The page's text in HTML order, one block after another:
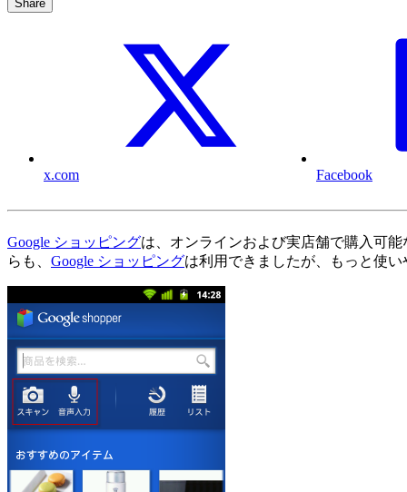
Share
x.com Facebook
Google ショッピングは、オンラインおよび実店舗で購入可
らも、 Google ショッピングは利用できましたが、もっと使